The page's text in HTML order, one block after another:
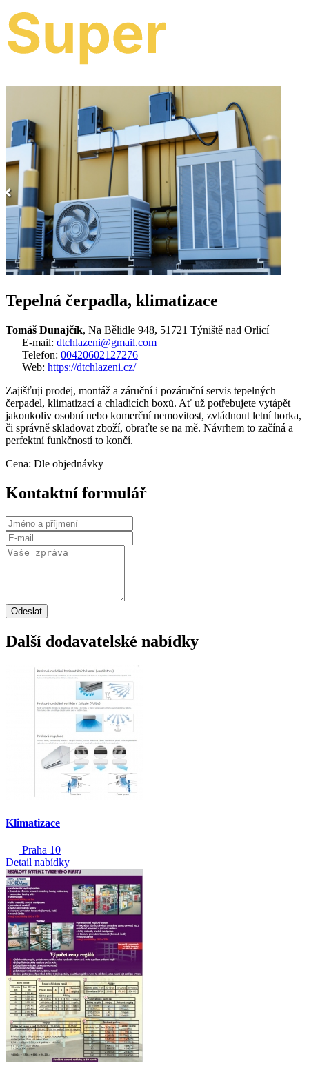
Tepelná čerpadla, klimatizace
Tomáš Dunajčík, Na Bělidle 948, 51721 Týniště nad Orlicí
E-mail: dtchlazeni@gmail.com
Telefon: 00420602127276
Web: https://dtchlazeni.cz/
Zajišťuji prodej, montáž a záruční i pozáruční servis tepelných
čerpadel, klimatizací a chladicích boxů. Ať už potřebujete vytápět
jakoukoliv osobní nebo komerční nemovitost, zvládnout letní horka,
či správně skladovat zboží, obraťte se na mě. Návrhem to začíná a
perfektní funkčností to končí.
Cena: Dle objednávky
Kontaktní formulář
Odeslat
Další dodavatelské nabídky
Klimatizace
Praha 10
Detail nabídky